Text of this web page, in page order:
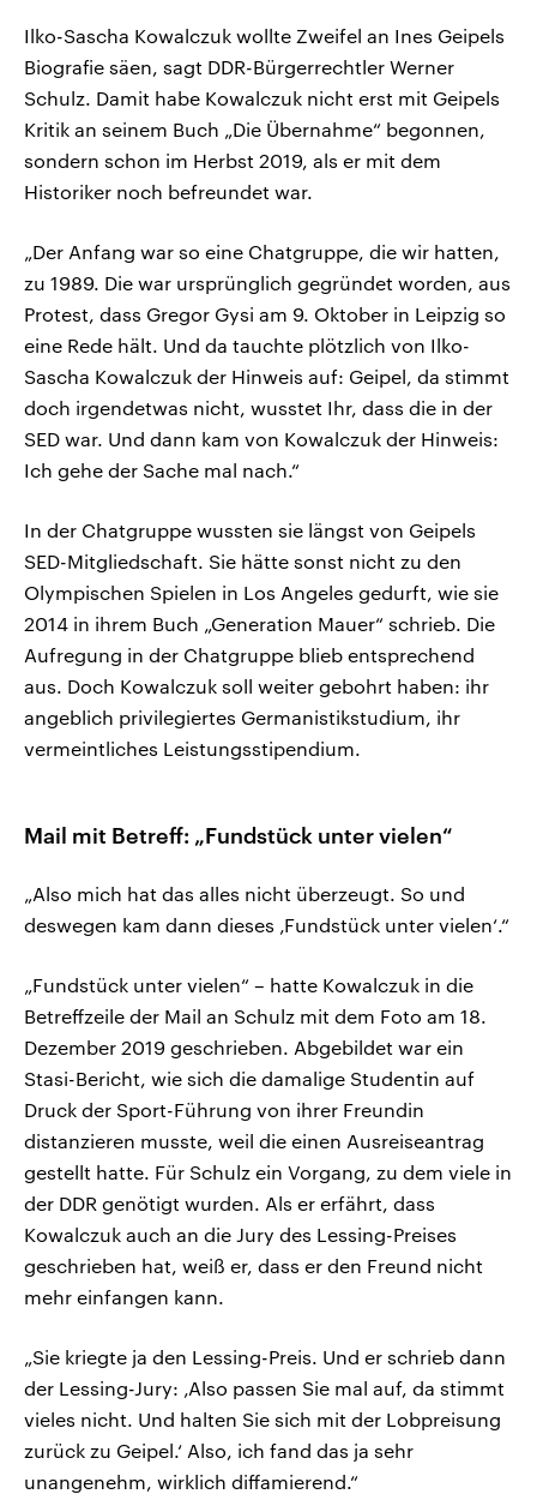
Ilko-Sascha Kowalczuk wollte Zweifel an Ines Geipels
Biografie säen, sagt DDR-Bürgerrechtler Werner
Schulz. Damit habe Kowalczuk nicht erst mit Geipels
Kritik an seinem Buch „Die Übernahme“ begonnen,
sondern schon im Herbst 2019, als er mit dem
Historiker noch befreundet war.
„Der Anfang war so eine Chatgruppe, die wir hatten,
zu 1989. Die war ursprünglich gegründet worden, aus
Protest, dass Gregor Gysi am 9. Oktober in Leipzig so
eine Rede hält. Und da tauchte plötzlich von Ilko-
Sascha Kowalczuk der Hinweis auf: Geipel, da stimmt
doch irgendetwas nicht, wusstet Ihr, dass die in der
SED war. Und dann kam von Kowalczuk der Hinweis:
Ich gehe der Sache mal nach.“
In der Chatgruppe wussten sie längst von Geipels
SED-Mitgliedschaft. Sie hätte sonst nicht zu den
Olympischen Spielen in Los Angeles gedurft, wie sie
2014 in ihrem Buch „Generation Mauer“ schrieb. Die
Aufregung in der Chatgruppe blieb entsprechend
aus. Doch Kowalczuk soll weiter gebohrt haben: ihr
angeblich privilegiertes Germanistikstudium, ihr
vermeintliches Leistungsstipendium.
Mail mit Betreff: „Fundstück unter vielen“
„Also mich hat das alles nicht überzeugt. So und
deswegen kam dann dieses ‚Fundstück unter vielen‘.“
„Fundstück unter vielen“ – hatte Kowalczuk in die
Betreffzeile der Mail an Schulz mit dem Foto am 18.
Dezember 2019 geschrieben. Abgebildet war ein
Stasi-Bericht, wie sich die damalige Studentin auf
Druck der Sport-Führung von ihrer Freundin
distanzieren musste, weil die einen Ausreiseantrag
gestellt hatte. Für Schulz ein Vorgang, zu dem viele in
der DDR genötigt wurden. Als er erfährt, dass
Kowalczuk auch an die Jury des Lessing-Preises
geschrieben hat, weiß er, dass er den Freund nicht
mehr einfangen kann.
„Sie kriegte ja den Lessing-Preis. Und er schrieb dann
der Lessing-Jury: ‚Also passen Sie mal auf, da stimmt
vieles nicht. Und halten Sie sich mit der Lobpreisung
zurück zu Geipel.‘ Also, ich fand das ja sehr
unangenehm, wirklich diffamierend.“